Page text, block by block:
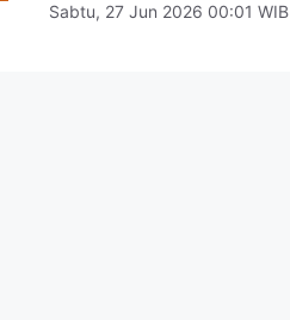
Sabtu, 27 Jun 2026 00:01 WIB